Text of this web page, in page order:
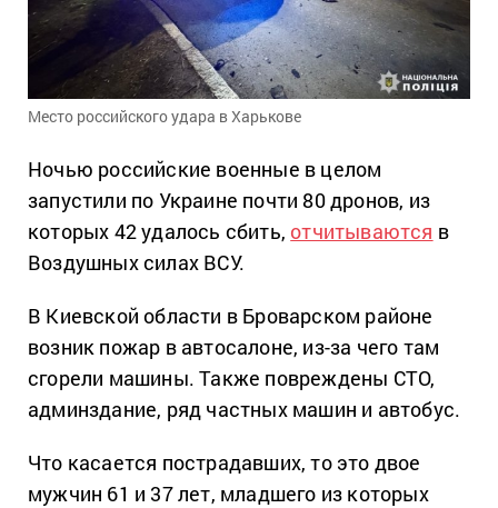
Место российского удара в Харькове
Ночью российские военные в целом
запустили по Украине почти 80 дронов, из
которых 42 удалось сбить, отчитываются в
Воздушных силах ВСУ.
В Киевской области в Броварском районе
возник пожар в автосалоне, из-за чего там
сгорели машины. Также повреждены СТО,
админздание, ряд частных машин и автобус.
Что касается пострадавших, то это двое
мужчин 61 и 37 лет, младшего из которых